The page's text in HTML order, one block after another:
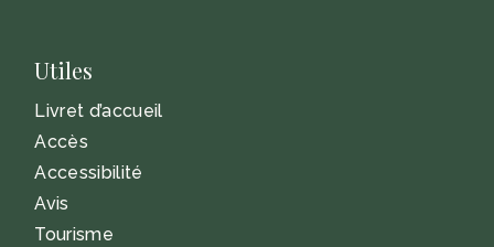
Utiles
Livret d’accueil
Accès
Accessibilité
Avis
Tourisme